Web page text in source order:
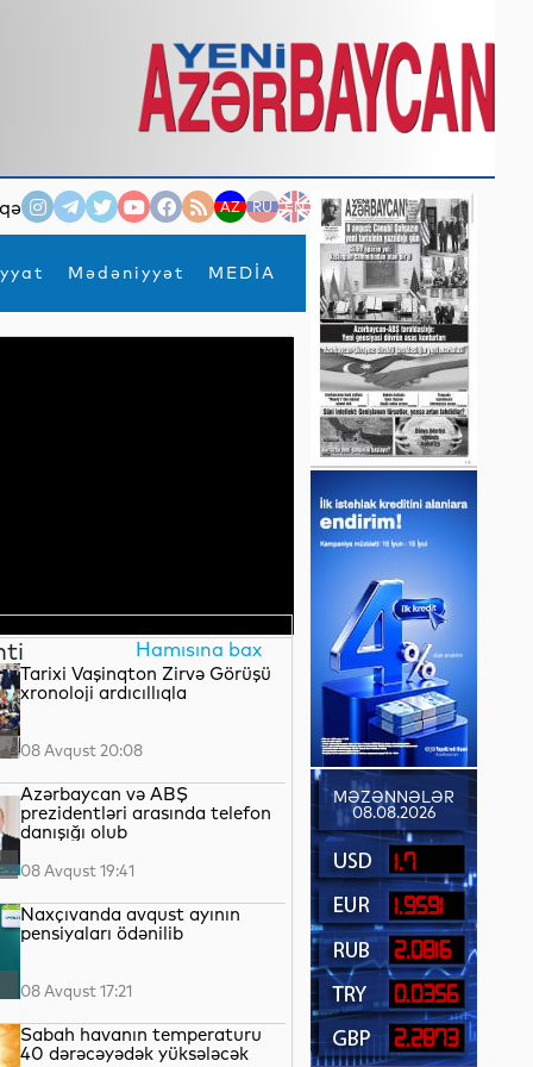
AZ RU EN
Mədəniyyət MEDİA
×
Hamısına bax
Tarixi Vaşinqton Zirvə Görüşü
xronoloji ardıcıllıqla
08 Avqust 20:08
Azərbaycan və ABŞ
prezidentləri arasında telefon
danışığı olub
08 Avqust 19:41
Naxçıvanda avqust ayının
pensiyaları ödənilib
08 Avqust 17:21
Sabah havanın temperaturu
40 dərəcəyədək yüksələcək
MƏZƏNNƏLƏR
08.08.2026
1.7
1.9591
2.0816
0.0356
2.2873